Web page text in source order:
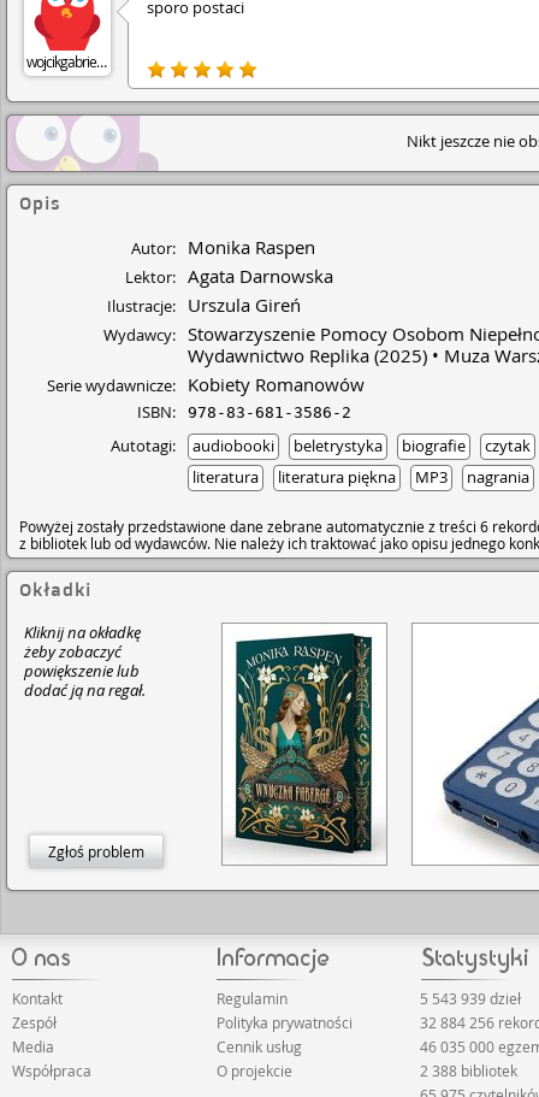
wojcikgabriela35
sporo postaci
Nikt jeszcze nie
Opis
Autor: Monika Raspen
Lektor: Agata Darnowska
Ilustracje: Urszula Gireń
Wydawcy: Stowarzyszenie Pomocy Osobom
Wydawnictwo Replika (2025) Muza
Serie wydawnicze: Kobiety Romanowów
ISBN: 978-83-681-3586-2
Autotagi: audiobooki beletrystyka biografie
czytak
literatura
literatura piękna MP3 nagrania
Powyżej zostały przedstawione dane zebrane automatycznie z treści 6
z bibliotek lub od wydawców. Nie należy ich traktować jako opisu jednego
Okładki
Kliknij na okładkę
żeby zobaczyć
powiększenie lub
dodać ją na regał.
Zgłoś problem
Kontakt
Zespół
Media
Współpraca
Regulamin
Polityka prywatności
Cennik usług
O projekcie
5 543 939 dzieł
32 884 256
46 035 000
2 388 bibliotek